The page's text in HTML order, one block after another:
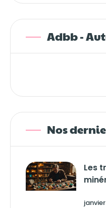
Adbb -
Nos
Les